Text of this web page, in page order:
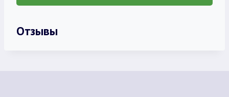
Отзывы